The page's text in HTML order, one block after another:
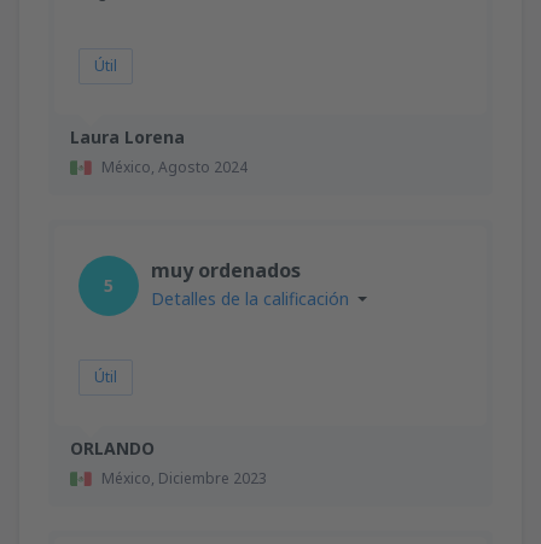
Laura Lorena
México, Agosto 2024
Útil
ORLANDO
México, Diciembre 2023
5
muy ordenados
Detalles de la calificación
Útil